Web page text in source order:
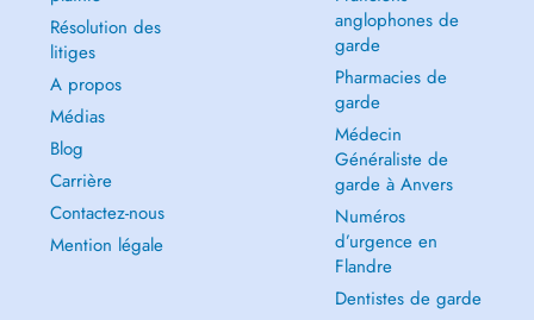
Résolution des
litiges
A propos
Médias
Blog
Carrière
Contactez-nous
Mention légale
anglophones de
garde
Pharmacies de
garde
Médecin
Généraliste de
garde à Anvers
Numéros
d’urgence en
Flandre
Dentistes de garde